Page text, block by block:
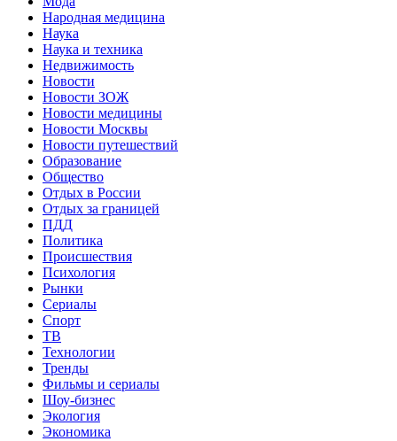
Народная медицина
Наука
Наука и техника
Недвижимость
Новости
Новости ЗОЖ
Новости медицины
Новости Москвы
Новости путешествий
Образование
Общество
Отдых в России
Отдых за границей
ПДД
Политика
Происшествия
Психология
Рынки
Сериалы
Спорт
ТВ
Технологии
Тренды
Фильмы и сериалы
Шоу-бизнес
Экология
Экономика